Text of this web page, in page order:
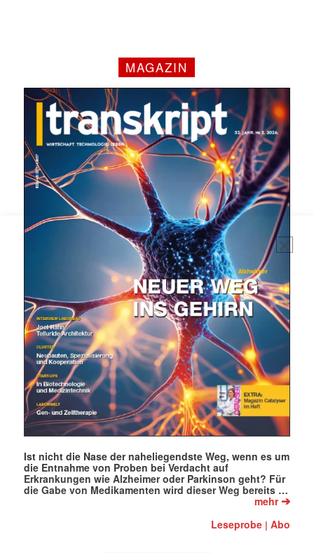
Mit dem |transkript-Newsletter
jede Woche aktuell informiert.
(erforderlich)
MAGAZIN
Ist nicht die Nase der naheliegendste Weg, wenn es um
die Entnahme von Proben bei Verdacht auf
Erkrankungen wie Alzheimer oder Parkinson geht? Für
die Gabe von Medikamenten wird dieser Weg bereits …
mehr➔
Leseprobe |Abo